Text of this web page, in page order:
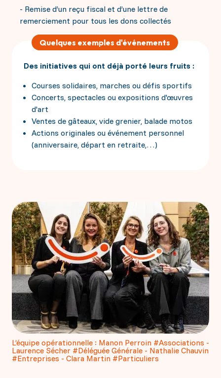
- Remise d’un reçu fiscal et d’une lettre de
remerciement pour tous les dons collectés
Quelques exemples d'événements
Des initiatives qui ont déjà porté leurs fruits :
Courses solidaires, marches ou défis sportifs
Concerts, spectacles ou expositions d'œuvres
d'art
Ventes de gâteaux, vide grenier, balade motos
Actions originales ou événement personnel
(anniversaire, départ en retraite,…)
L’équipe opérationnelle : Manon Perroin #Associations -
Laurence Sécher #Déléguée Générale - Nathalie Chauvin
#Entreprises - Clara Martin #Particuliers